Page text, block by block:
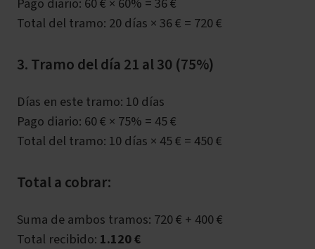
Total del tramo: 20 días × 36 € = 720 €
3. Tramo del día 21 al 30 (75%)
Días en este tramo: 10 días
Pago diario: 60 € × 75% = 45 €
Total del tramo: 10 días × 45 € = 450 €
Total a cobrar:
Suma de ambos tramos: 720 € + 400 €
Total recibido: 1.120 €